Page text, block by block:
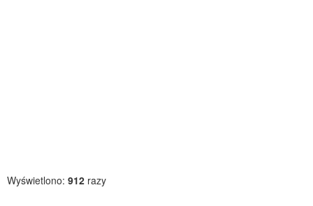
Wyświetlono: 912 razy